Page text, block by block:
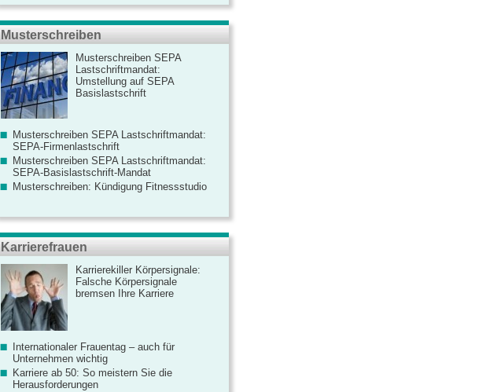
Musterschreiben
Musterschreiben SEPA
Lastschriftmandat:
Umstellung auf SEPA
Basislastschrift
Musterschreiben SEPA Lastschriftmandat:
SEPA-Firmenlastschrift
Musterschreiben SEPA Lastschriftmandat:
SEPA-Basislastschrift-Mandat
Musterschreiben: Kündigung Fitnessstudio
Karrierefrauen
Karrierekiller Körpersignale:
Falsche Körpersignale
bremsen Ihre Karriere
Internationaler Frauentag – auch für
Unternehmen wichtig
Karriere ab 50: So meistern Sie die
Herausforderungen